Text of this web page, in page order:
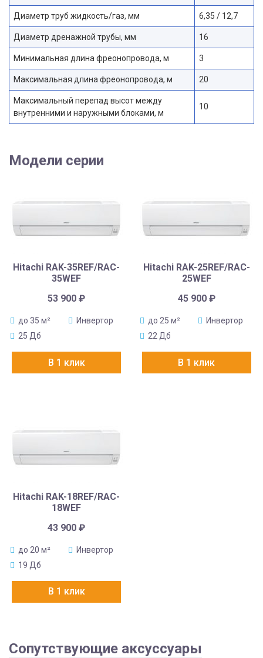
Диаметр труб жидкость/газ, мм 6,35 / 12,7
Диаметр дренажной трубы, мм 16
Минимальная длина фреонопровода, м 3
Максимальная длина фреонопровода, м 20
Максимальный перепад высот между
внутренними и наружными блоками, м
10
Модели серии
Hitachi RAK-35REF/RAC-
35WEF
53 900₽
до 35 м²
Инвертор
25 Дб
В 1 клик
Hitachi RAK-25REF/RAC-
25WEF
45 900 ₽
до 25 м²
Инвертор
22 Дб
В 1 клик
Hitachi RAK-18REF/RAC-
18WEF
43 900₽
до 20 м²
Инвертор
19 Дб
В 1 клик
Сопутствующие аксуссуары